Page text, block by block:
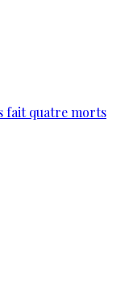
fait quatre morts